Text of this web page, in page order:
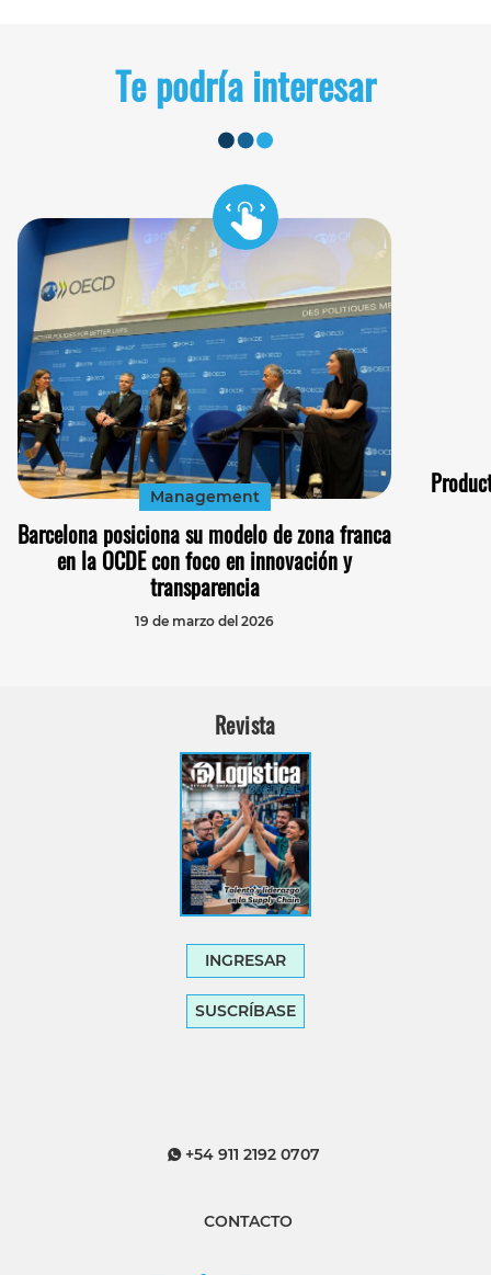
Te podría interesar
Management
Barcelona posiciona su modelo de zona franca
en la OCDE con foco en innovación y
transparencia
19 de marzo del 2026
Revista
INGRESAR
SUSCRÍBASE
+54 911 2192 0707
CONTACTO